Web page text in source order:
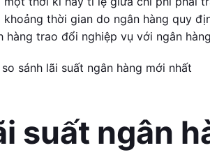
thời gian do ngân hàng quy
hàng trao đổi nghiệp vụ với ngân
so sánh lãi suất ngân hàng mới nhất
suất ngân